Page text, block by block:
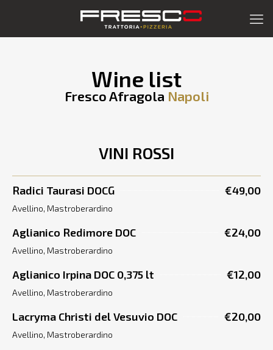
Wine list
Fresco Afragola Napoli
VINI ROSSI
Radici Taurasi DOCG €49,00
Avellino, Mastroberardino
Aglianico Redimore DOC €24,00
Avellino, Mastroberardino
Aglianico Irpina DOC 0,375 lt €12,00
Avellino, Mastroberardino
Lacryma Christi del Vesuvio DOC €20,00
Avellino, Mastroberardino